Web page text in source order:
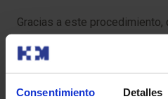
Consentimiento Detalles
Gracias a este procedimiento,
países, permite que nuestros
pasar por quirófano cada 6
catéter doble J que les ha